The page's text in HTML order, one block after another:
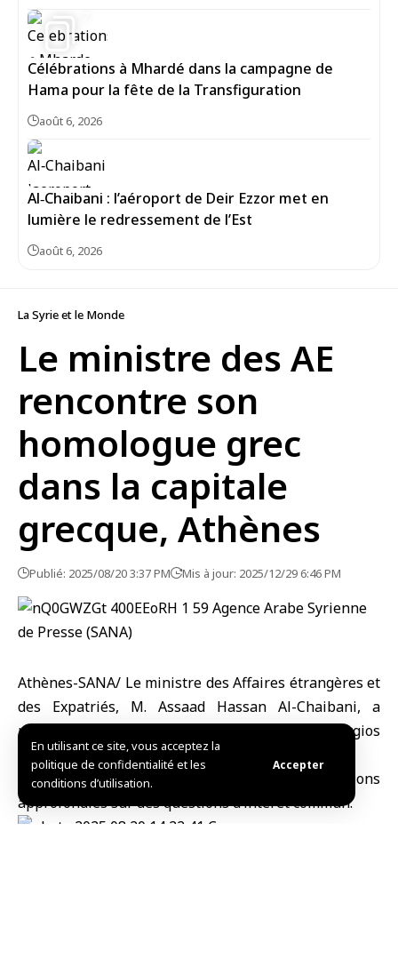
En utilisant ce site, vous acceptez la
politique de confidentialité et les
conditions d’utilisation.
Accepter
Célébrations à Mhardé dans la campagne de
Hama pour la fête de la Transfiguration
août 6, 2026
Al‑Chaibani : l’aéroport de Deir Ezzor met en
lumière le redressement de l’Est
août 6, 2026
La Syrie et le Monde
Le ministre des AE
rencontre son
homologue grec
dans la capitale
grecque, Athènes
Publié: 2025/08/20 3:37 PM Mis à jour: 2025/12/29 6:46 PM
Athènes-SANA/ Le ministre des Affaires étrangères et
des Expatriés, M. Assaad Hassan Al-Chaibani, a
rencontré son homologue grec, M. Georgios
Gerapetritis, dans la capitale grecque Athènes.
Les deux ministres ont mené des discussions
approfondies sur des questions d’intérêt commun.